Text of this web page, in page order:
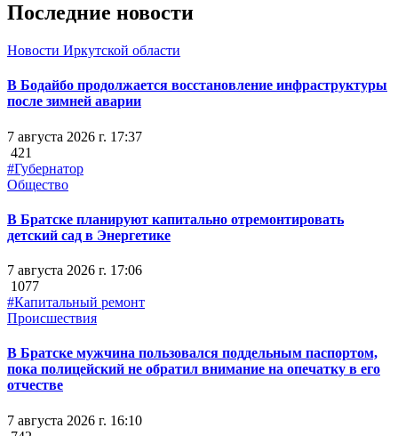
Последние новости
Новости Иркутской области
В Бодайбо продолжается восстановление инфраструктуры
после зимней аварии
7 августа 2026 г. 17:37
421
#Губернатор
Общество
В Братске планируют капитально отремонтировать
детский сад в Энергетике
7 августа 2026 г. 17:06
1077
#Капитальный ремонт
Происшествия
В Братске мужчина пользовался поддельным паспортом,
пока полицейский не обратил внимание на опечатку в его
отчестве
7 августа 2026 г. 16:10